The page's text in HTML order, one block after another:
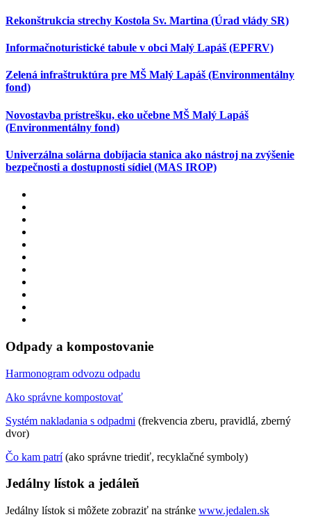
Rekonštrukcia strechy Kostola Sv. Martina (Úrad vlády SR)
Informačnoturistické tabule v obci Malý Lapáš (EPFRV)
Zelená infraštruktúra pre MŠ Malý Lapáš (Environmentálny
fond)
Novostavba prístrešku, eko učebne MŠ Malý Lapáš
(Environmentálny fond)
Univerzálna solárna dobíjacia stanica ako nástroj na zvýšenie
bezpečnosti a dostupnosti sídiel (MAS IROP)
Odpady a kompostovanie
Harmonogram odvozu odpadu
Ako správne kompostovať
Systém nakladania s odpadmi (frekvencia zberu, pravidlá, zberný
dvor)
Čo kam patrí(ako správne triediť, recyklačné symboly)
Jedálny lístok a jedáleň
Jedálny lístok si môžete zobraziť na stránke www.jedalen.sk